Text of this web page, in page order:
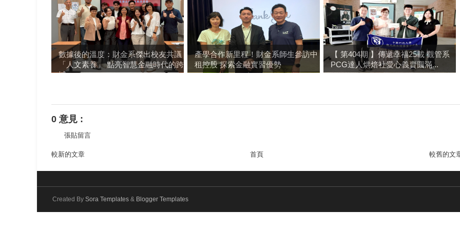
數據後的溫度：財金系傑出校友共議
「人文素養」 點亮智慧金融時代的跨
域...
產學合作新里程！財金系師生參訪中
租控股 探索金融實習優勢
【 第404期 】傳遞幸福25載 觀管系
PCG達人烘焙社愛心義賣圓滿...
0 意見 :
張貼留言
較新的文章 較舊的文
首頁
Created By Sora Templates & Blogger Templates